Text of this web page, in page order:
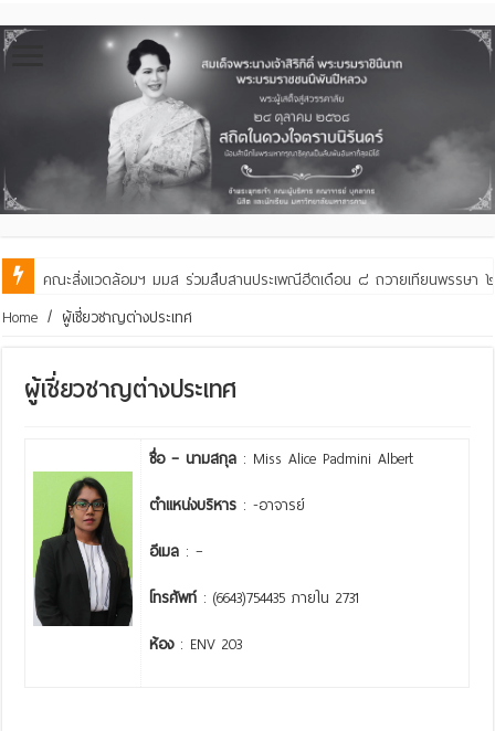
คณะสิ่งแวดล้อมฯ มมส ร่วมสืบสานประเพณีฮีตเดือน ๘ ถวายเทียนพรรษา ๒
Home / ผู้เชี่ยวชาญต่างประเทศ
ผู้เชี่ยวชาญต่างประเทศ
ชื่อ – นามสกุล : Miss Alice Padmini Albert
ตำแหน่งบริหาร : -อาจารย์
อีเมล : –
โทรศัพท์: (6643)754435 ภายใน 2731
ห้อง: ENV 203